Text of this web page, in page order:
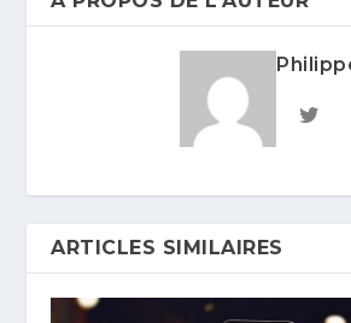
ARTICLES SIMILAIRES